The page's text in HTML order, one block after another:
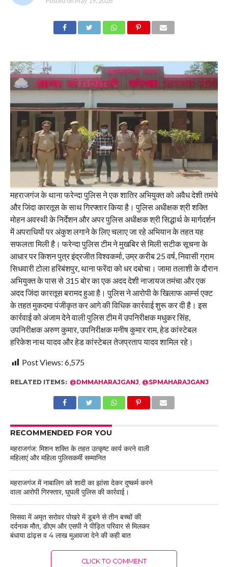
महराजगंज के थाना फरेन्दा पुलिस ने एक शातिर अभियुक्त को अवैध देशी तमंचे
और जिंदा कारतूस के साथ गिरफ्तार किया है। पुलिस अधीक्षक श्री शक्ति
मोहन अवस्थी के निर्देशन और अपर पुलिस अधीक्षक श्री सिद्धार्थ के मार्गदर्शन
में अपराधियों पर अंकुश लगाने के लिए चलाए जा रहे अभियान के तहत यह
सफलता मिली है। फरेन्दा पुलिस टीम ने मुखबिर से मिली सटीक सूचना के
आधार पर किशन पुत्र इंद्रजीत विश्वकर्मा, उम्र करीब 25 वर्ष, निवासी ग्राम
सिधवारी टोला हरिबंशपुर, थाना फरेंदा को धर दबोचा। जामा तलाशी के दौरान
अभियुक्त के पास से 315 बोर का एक अदद देशी नाजायज तमंचा और एक
अदद जिंदा कारतूस बरामद हुआ है। पुलिस ने आरोपी के खिलाफ आर्म्स एक्ट
के तहत मुकदमा पंजीकृत कर आगे की विधिक कार्रवाई शुरू कर दी है। इस
कार्रवाई को अंजाम देने वाली पुलिस टीम में उपनिरीक्षक मधुकर सिंह,
उपनिरीक्षक अरुण कुमार, उपनिरीक्षक मनीष कुमार राम, हेड कांस्टेबल
हरिकेश नाथ यादव और हेड कांस्टेबल तेजप्रताप यादव शामिल रहे।
Post Views: 6,575
RELATED ITEMS: @DMMAHARAJGANJ @SPMAHARAJGANJ
RECOMMENDED FOR YOU
महराजगंज: मिशन शक्ति के तहत उत्कृष्ट कार्य करने वाली
महिलाएं और महिला पुलिसकर्मी सम्मानित
महराजगंज में नाबालिग को शादी का झांसा देकर दुष्कर्म करने
वाला आरोपी गिरफ्तार, घुघली पुलिस की कार्रवाई।
सिसवा में अमृत सरोवर पोखरे में डूबने से तीन बच्चों की
दर्दनाक मौत, डीएम और एसपी ने पीड़ित परिवार से मिलकर
बंधाया ढांढ़स व 4 लाख मुआवजा देने की कही बात
CLICK TO COMMENT